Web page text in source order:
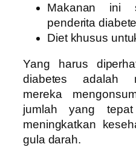
Makanan ini
penderita
Diet khusus
Yang harus
diabetes adalah
mereka
jumlah yang
meningkatkan
gula darah.